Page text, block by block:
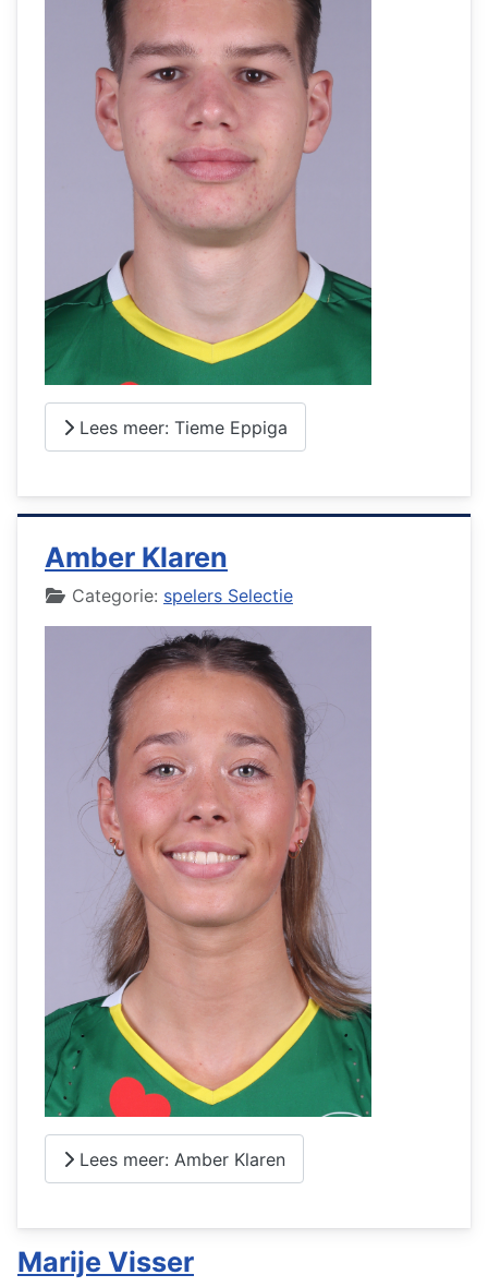
Lees meer: Tieme Eppiga
Amber Klaren
DetailsCategorie: spelers Selectie
Lees meer: Amber Klaren
Marije Visser